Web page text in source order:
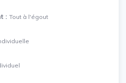
: Tout à l'égout